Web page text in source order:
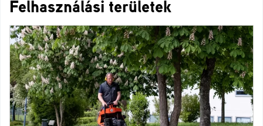
Felhasználási területek